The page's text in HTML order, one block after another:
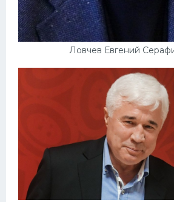
Ловчев Евгений